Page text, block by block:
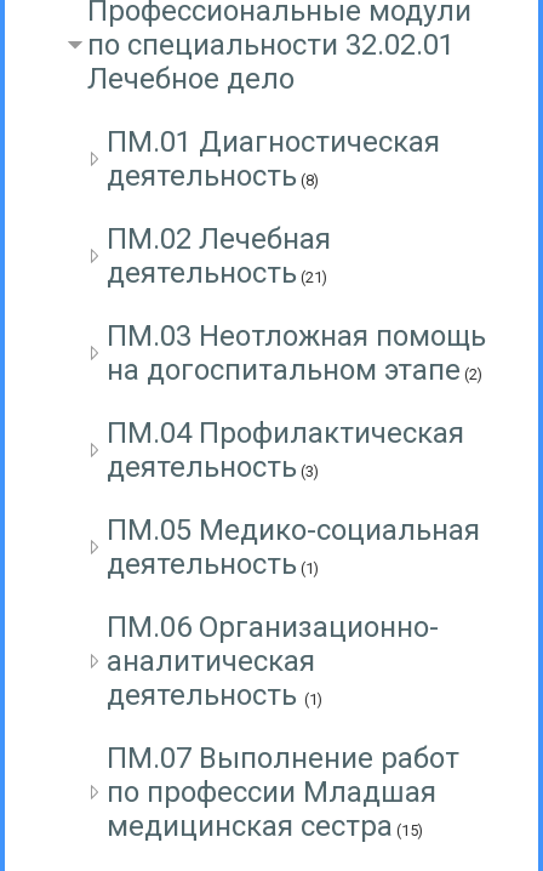
Профессиональные модули
по специальности 32.02.01
Лечебное дело
ПМ.01 Диагностическая
деятельность (8)
ПМ.02 Лечебная
деятельность (21)
ПМ.03 Неотложная помощь
на догоспитальном этапе (2)
ПМ.04 Профилактическая
деятельность (3)
ПМ.05 Медико-социальная
деятельность (1)
ПМ.06 Организационно-
аналитическая
деятельность(1)
ПМ.07 Выполнение работ
по профессии Младшая
медицинская сестра (15)